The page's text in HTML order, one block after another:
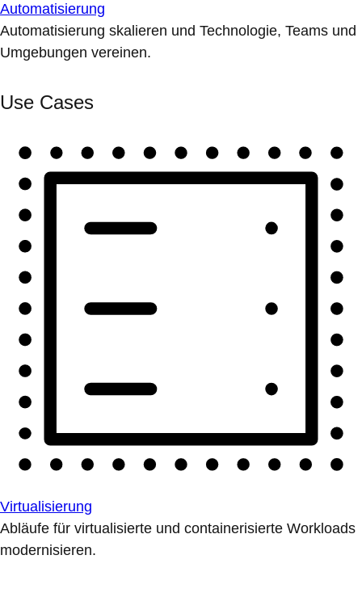
Automatisierung
Automatisierung skalieren und Technologie, Teams und
Umgebungen vereinen.
Use Cases
Virtualisierung
Abläufe für virtualisierte und containerisierte Workloads
modernisieren.